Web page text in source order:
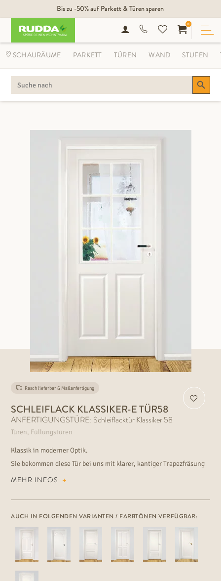
Bis zu -50% auf Parkett & Türen sparen
SEARCH
FOR:
Search Button
0
SCHAURÄUME PARKETT TÜREN WAND STUFEN
Rasch lieferbar & Maßanfertigung
SCHLEIFLACK KLASSIKER-E TÜR58
ANFERTIGUNGSTÜRE: Schleiflacktür Klassiker 58
Türen, Füllungstüren
Klassik in moderner Optik.
Sie bekommen diese Tür bei uns mit klarer, kantiger Trapezfräsung
MEHR INFOS
AUCH IN FOLGENDEN VARIANTEN / FARBTÖNEN VERFÜGBAR: